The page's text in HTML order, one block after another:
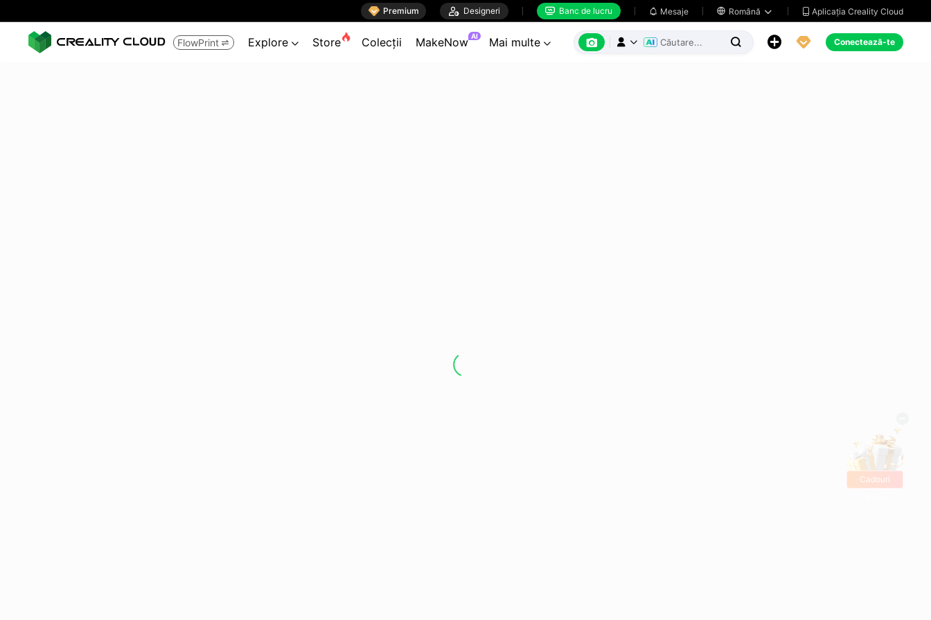
 Premium  Designeri  Banc de lucru  Mesaje  Română   Aplicația Creality Cloud
FlowPrint  Explore  Store Colecții MakeNow AI Mai multe        Conectează-te
Cadouri